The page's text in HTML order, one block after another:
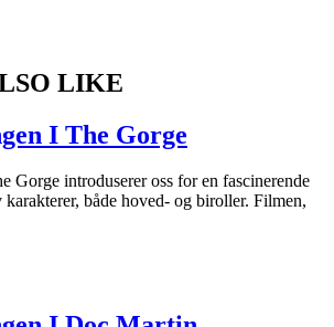
LIKE
I The Gorge
Gorge introduserer oss for en fascinerende
karakterer, både hoved- og biroller. Filmen,